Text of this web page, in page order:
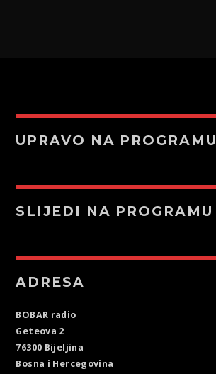
UPRAVO NA PROGRAMU
SLIJEDI NA PROGRAMU
ADRESA
BOBAR radio
Geteova 2
76300 Bijeljina
Bosna i Hercegovina